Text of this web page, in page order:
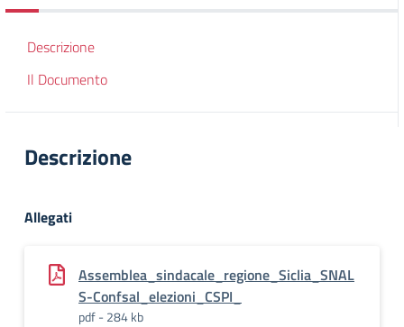
Descrizione
Il Documento
Descrizione
Allegati
Assemblea_sindacale_regione_Siclia_SNAL
S-Confsal_elezioni_CSPI_
pdf - 284 kb